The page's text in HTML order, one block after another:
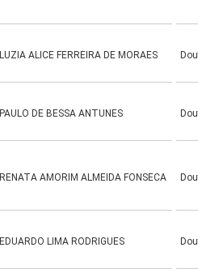
LUZIA ALICE FERREIRA DE MORAES
PAULO DE BESSA ANTUNES
RENATA AMORIM ALMEIDA FONSECA
EDUARDO LIMA RODRIGUES